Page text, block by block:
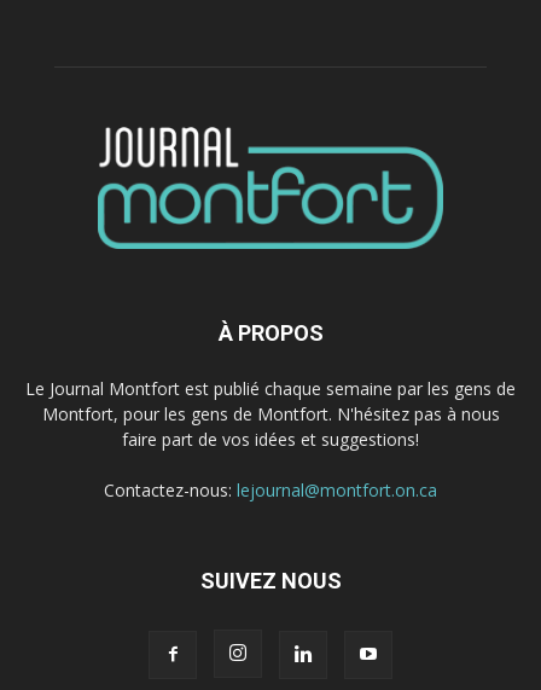
À PROPOS
Le Journal Montfort est publié chaque semaine par les gens de
Montfort, pour les gens de Montfort. N'hésitez pas à nous
faire part de vos idées et suggestions!
Contactez-nous: lejournal@montfort.on.ca
SUIVEZ NOUS